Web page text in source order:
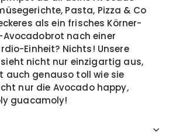
Pasta, Pizza & Co
als ein frisches Körner-
nach einer
Einheit? Nichts! Unsere
nicht nur einzigartig aus,
auch genauso toll wie sie
nur die Avocado happy,
guacamoly!